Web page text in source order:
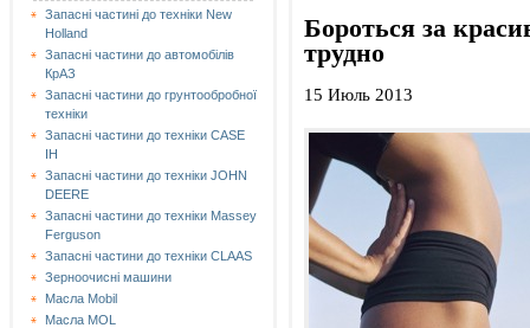
Запасні частині до техніки New
Holland
Запасні частини до автомобілів
КрАЗ
Запасні частини до грунтообробної
техніки
Запасні частини до техніки CASE
IH
Запасні частини до техніки JOHN
DEERE
Запасні частини до техніки Massey
Ferguson
Запасні частини до техніки СLAAS
Зерноочисні машини
Масла Mobil
Масла MOL
Бороться за
трудно
15 Июль 2013